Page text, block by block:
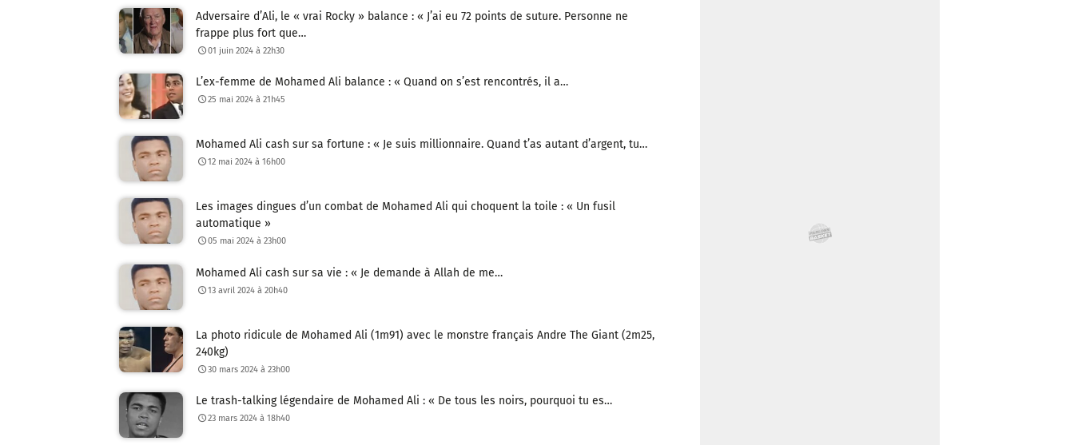
Adversaire d’Ali, le « vrai Rocky » balance : « J’ai eu 72 points de suture. Personne ne
frappe plus fort que…
01 juin 2024 à 22h30
L’ex-femme de Mohamed Ali balance : « Quand on s’est rencontrés, il a…
25 mai 2024 à 21h45
Mohamed Ali cash sur sa fortune : « Je suis millionnaire. Quand t’as autant d’argent, tu…
12 mai 2024 à 16h00
Les images dingues d’un combat de Mohamed Ali qui choquent la toile : « Un fusil
automatique »
05 mai 2024 à 23h00
Mohamed Ali cash sur sa vie : « Je demande à Allah de me…
13 avril 2024 à 20h40
La photo ridicule de Mohamed Ali (1m91) avec le monstre français Andre The Giant (2m25,
240kg)
30 mars 2024 à 23h00
Le trash-talking légendaire de Mohamed Ali : « De tous les noirs, pourquoi tu es…
23 mars 2024 à 18h40